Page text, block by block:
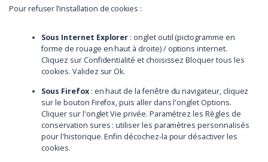
Pour refuser l’installation de cookies :
Sous Internet Explorer : onglet outil (pictogramme en
forme de rouage en haut à droite) / options internet.
Cliquez sur Confidentialité et choisissez Bloquer tous les
cookies. Validez sur Ok.
Sous Firefox: en haut de la fenêtre du navigateur, cliquez
sur le bouton Firefox, puis aller dans l'onglet Options.
Cliquer sur l'onglet Vie privée. Paramétrez les Règles de
conservation sures : utiliser les paramètres personnalisés
pour l'historique. Enfin décochez-la pour désactiver les
cookies.